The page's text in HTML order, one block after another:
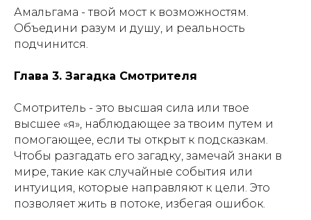
Амальгама - твой мост к возможностям.
Объедини разум и душу, и реальность
подчинится.
Глава 3. Загадка Смотрителя
Смотритель - это высшая сила или твое
высшее «я», наблюдающее за твоим путем и
помогающее, если ты открыт к подсказкам.
Чтобы разгадать его загадку, замечай знаки в
мире, такие как случайные события или
интуиция, которые направляют к цели. Это
позволяет жить в потоке, избегая ошибок.